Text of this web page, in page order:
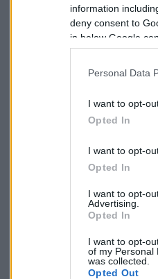
information
deny consent to
in below Google
Personal Data
I want to opt-
Opted In
I want to opt-
Opted In
I want to opt-
Advertising.
Opted In
I want to opt-
of my Personal
was collected.
Opted Out